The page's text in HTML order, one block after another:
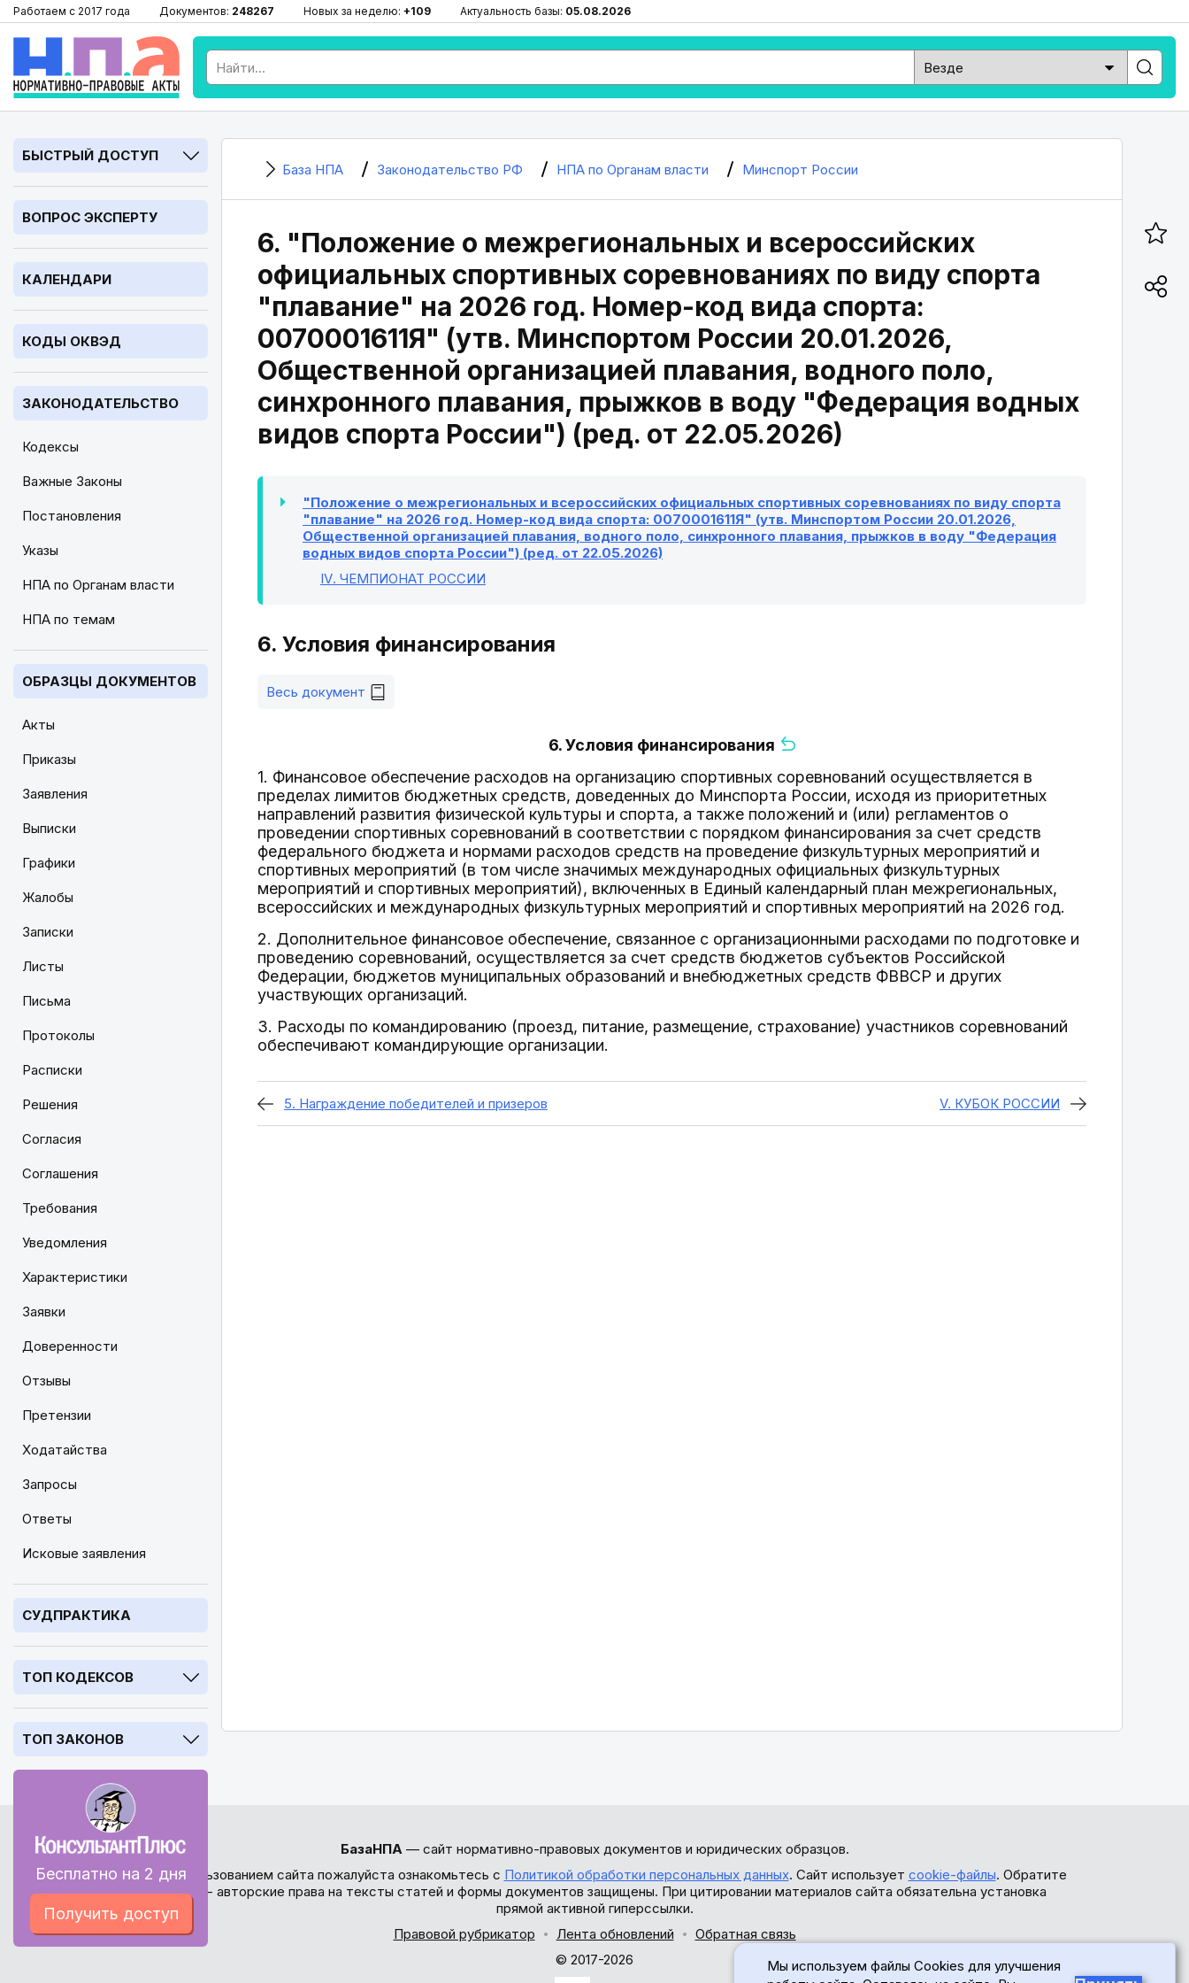
Работаем с 2017 года Документов: 248267 Новых за неделю: +109 Актуальность базы: 05.08.2026
БЫСТРЫЙ ДОСТУП
ВОПРОС ЭКСПЕРТУ
КАЛЕНДАРИ
КОДЫ ОКВЭД
ЗАКОНОДАТЕЛЬСТВО
Кодексы
Важные Законы
Постановления
Указы
НПА по Органам власти
НПА по темам
ОБРАЗЦЫ ДОКУМЕНТОВ
Акты
Приказы
Заявления
Выписки
Графики
Жалобы
Записки
Листы
Письма
Протоколы
Расписки
Решения
Согласия
Соглашения
Требования
Уведомления
Характеристики
Заявки
Доверенности
Отзывы
Претензии
Ходатайства
Запросы
Ответы
Исковые заявления
СУДПРАКТИКА
ТОП КОДЕКСОВ
ТОП ЗАКОНОВ
Бесплатно на 2 дня
Получить доступ
База НПА Законодательство РФ НПА по Органам власти Минспорт России
6. "Положение о межрегиональных и всероссийских
официальных спортивных соревнованиях по виду спорта
"плавание" на 2026 год. Номер-код вида спорта:
0070001611Я" (утв. Минспортом России 20.01.2026,
Общественной организацией плавания, водного поло,
синхронного плавания, прыжков в воду "Федерация водных
видов спорта России") (ред. от 22.05.2026)
"Положение о межрегиональных и всероссийских официальных спортивных соревнованиях по виду спорта
"плавание" на 2026 год. Номер-код вида спорта: 0070001611Я" (утв. Минспортом России 20.01.2026,
Общественной организацией плавания, водного поло, синхронного плавания, прыжков в воду "Федерация
водных видов спорта России") (ред. от 22.05.2026)
IV. ЧЕМПИОНАТ РОССИИ
6. Условия финансирования
Весь документ
6. Условия финансирования
1. Финансовое обеспечение расходов на организацию спортивных соревнований осуществляется в
пределах лимитов бюджетных средств, доведенных до Минспорта России, исходя из приоритетных
направлений развития физической культуры и спорта, а также положений и (или) регламентов о
проведении спортивных соревнований в соответствии с порядком финансирования за счет средств
федерального бюджета и нормами расходов средств на проведение физкультурных мероприятий и
спортивных мероприятий (в том числе значимых международных официальных физкультурных
мероприятий и спортивных мероприятий), включенных в Единый календарный план межрегиональных,
всероссийских и международных физкультурных мероприятий и спортивных мероприятий на 2026 год.
2. Дополнительное финансовое обеспечение, связанное с организационными расходами по подготовке и
проведению соревнований, осуществляется за счет средств бюджетов субъектов Российской
Федерации, бюджетов муниципальных образований и внебюджетных средств ФВВСР и других
участвующих организаций.
3. Расходы по командированию (проезд, питание, размещение, страхование) участников соревнований
обеспечивают командирующие организации.
5. Награждение победителей и призеров V. КУБОК РОССИИ
БазаНПА— сайт нормативно-правовых документов и юридических образцов.
Перед использованием сайта пожалуйста ознакомьтесь с Политикой обработки персональных данных. Сайт использует cookie-файлы. Обратите
внимание - авторские права на тексты статей и формы документов защищены. При цитировании материалов сайта обязательна установка
прямой активной гиперссылки.
Правовой рубрикатор
Лента обновлений
Обратная связь
© 2017-2026
Мы используем файлы Cookies для улучшения